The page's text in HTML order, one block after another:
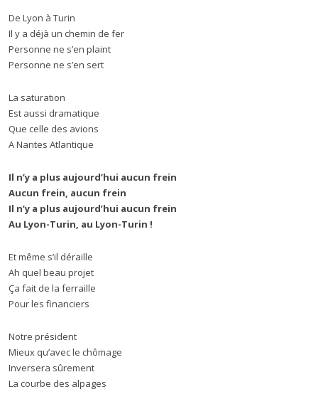
De Lyon à Turin
Il y a déjà un chemin de fer
Personne ne s’en plaint
Personne ne s’en sert
La saturation
Est aussi dramatique
Que celle des avions
A Nantes Atlantique
Il n’y a plus aujourd’hui aucun frein
Aucun frein, aucun frein
Il n’y a plus aujourd’hui aucun frein
Au Lyon-Turin, au Lyon-Turin !
Et même s’il déraille
Ah quel beau projet
Ça fait de la ferraille
Pour les financiers
Notre président
Mieux qu’avec le chômage
Inversera sûrement
La courbe des alpages